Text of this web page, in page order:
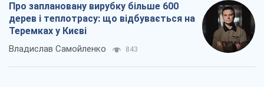
Про заплановану вирубку більше 600
дерев і теплотрасу: що відбувається на
Теремках у Києві
Владислав Самойленко 843